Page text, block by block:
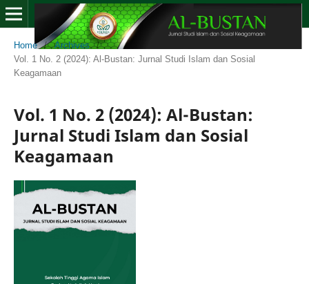
Home / Archives
/
Vol. 1 No. 2 (2024): Al-Bustan: Jurnal Studi Islam dan Sosial
Keagamaan
Vol. 1 No. 2 (2024): Al-Bustan:
Jurnal Studi Islam dan Sosial
Keagamaan